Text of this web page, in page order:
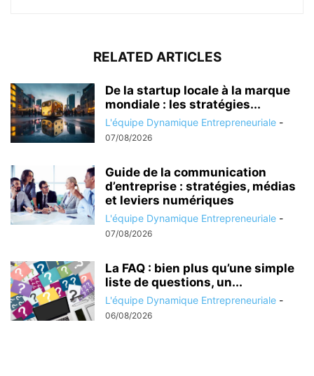
RELATED ARTICLES
De la startup locale à la marque
mondiale : les stratégies...
L'équipe Dynamique Entrepreneuriale -
07/08/2026
Guide de la communication
d’entreprise : stratégies, médias
et leviers numériques
L'équipe Dynamique Entrepreneuriale -
07/08/2026
La FAQ : bien plus qu’une simple
liste de questions, un...
L'équipe Dynamique Entrepreneuriale -
06/08/2026